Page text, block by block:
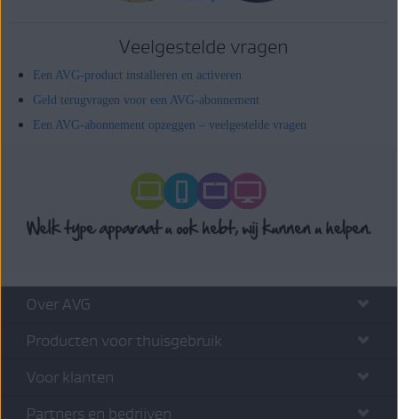
Veelgestelde vragen
Een AVG-product installeren en activeren
Geld terugvragen voor een AVG-abonnement
Een AVG-abonnement opzeggen – veelgestelde vragen
Over AVG
Producten voor thuisgebruik
Voor klanten
Partners en bedrijven